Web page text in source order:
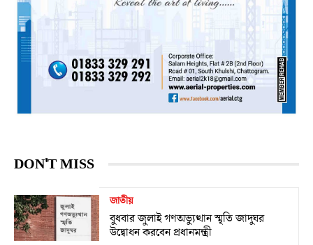
DON'T MISS
জাতীয়
বুধবার জুলাই গণঅভ্যুত্থান স্মৃতি জাদুঘর
উদ্বোধন করবেন প্রধানমন্ত্রী